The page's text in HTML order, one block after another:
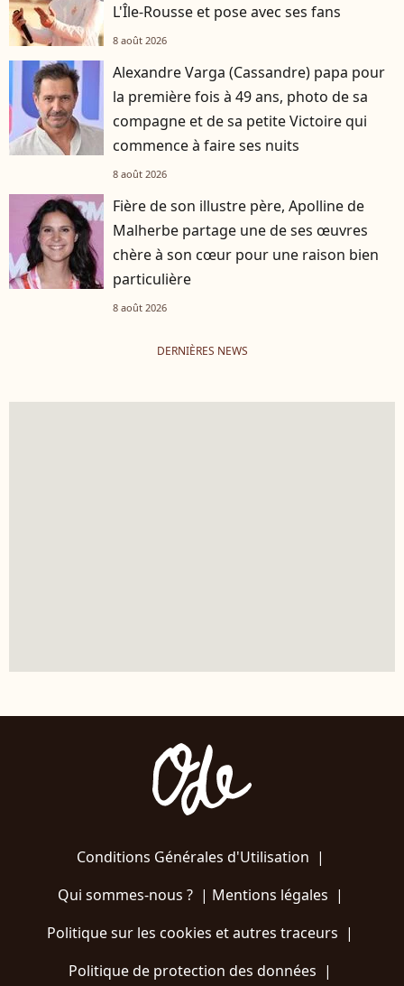
L'Île-Rousse et pose avec ses fans
8 août 2026
Alexandre Varga (Cassandre) papa pour
la première fois à 49 ans, photo de sa
compagne et de sa petite Victoire qui
commence à faire ses nuits
8 août 2026
Fière de son illustre père, Apolline de
Malherbe partage une de ses œuvres
chère à son cœur pour une raison bien
particulière
8 août 2026
DERNIÈRES NEWS
Conditions Générales d'Utilisation |
Qui sommes-nous ?| Mentions légales |
Politique sur les cookies et autres traceurs |
Politique de protection des données |